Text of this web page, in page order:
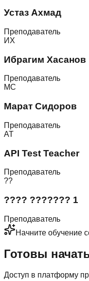
Устаз Ахмад
Преподаватель
ИХ
Ибрагим Хасанов
Преподаватель
МС
Марат Сидоров
Преподаватель
AT
API Test Teacher
Преподаватель
??
???? ??????? 1
Преподаватель
Начните обучение
Готовы
Доступ в платформу